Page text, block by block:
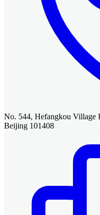
No. 544, Hefangkou Village
Beijing 101408